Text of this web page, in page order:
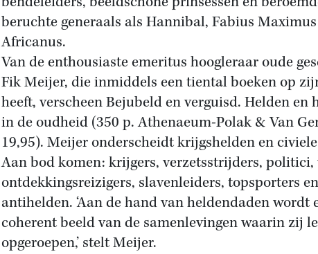
beruchte generaals als Hannibal, Fabius
Africanus.
Van de enthousiaste emeritus hoogleraar oude
Fik Meijer, die inmiddels een tiental boeken op
heeft, verscheen Bejubeld en verguisd. Helden en
in de oudheid (350 p. Athenaeum-Polak & Van
19,95). Meijer onderscheidt krijgshelden en
Aan bod komen: krijgers, verzetsstrijders, politici,
ontdekkingsreizigers, slavenleiders, topsporters en
antihelden. ‘Aan de hand van heldendaden wordt
coherent beeld van de samenlevingen waarin zij
opgeroepen,’ stelt Meijer.